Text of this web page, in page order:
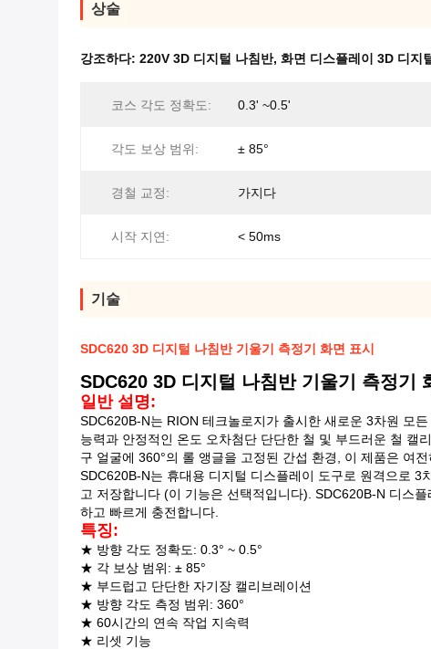
상술
강조하다: 220V 3D 디지털 나침반, 화면 디스플레이 3D 디지
코스 각도 정확도: 0.3' ~0.5'
각도 보상 범위: ± 85°
경철 교정: 가지다
시작 지연: < 50ms
기술
SDC620 3D 디지털 나침반 기울기 측정기 화면 표시
SDC620 3D 디지털 나침반 기울기 측정기
일반 설명:
SDC620B-N는 RION 테크놀로지가 출시한 새로운 3차원 모
능력과 안정적인 온도 오차첨단 단단한 철 및 부드러운 철 캘
구 얼굴에 360°의 롤 앵글을 고정된 간섭 환경, 이 제품은 여
SDC620B-N는 휴대용 디지털 디스플레이 도구로 원격으로
고 저장합니다 (이 기능은 선택적입니다). SDC620B-N 디스
하고 빠르게 충전합니다.
특징:
★ 방향 각도 정확도: 0.3° ~ 0.5°
★ 각 보상 범위: ± 85°
★ 부드럽고 단단한 자기장 캘리브레이션
★ 방향 각도 측정 범위: 360°
★ 60시간의 연속 작업 지속력
★ 리셋 기능